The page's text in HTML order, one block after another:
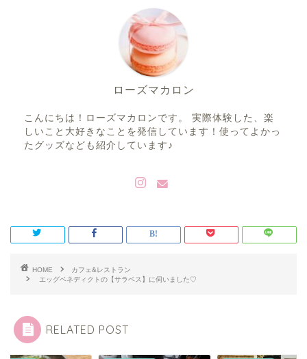
ローズマカロン
こんにちは！ローズマカロンです。 実際体験した、楽
しいこと大好きなことを発信しています！使ってよかっ
たグッズなども紹介しています♪
HOME
カフェ&レストラン
エッグベネディクトの【サラベス】に伺いました♡
RELATED POST